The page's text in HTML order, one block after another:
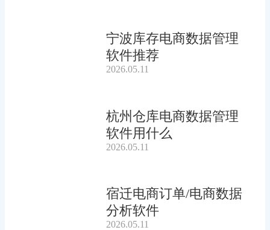
宁波库存电商数据管理
软件推荐
2026.05.11
杭州仓库电商数据管理
软件用什么
2026.05.11
宿迁电商订单/电商数据
分析软件
2026.05.11